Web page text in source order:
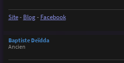
Site- Blog- Facebook
Baptiste Deïdda
Ancien